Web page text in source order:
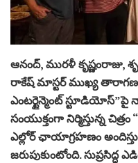
ఆనంద్, మురళీ
రాకేష్ మాస్టర్ ముఖ్య
ఎంటర్టైన్మెంట్ స్టూడియోస్”పై
సంయుక్తంగా నిర్మిస్తున్న
ఎల్లోర్ ఛాయాగ్రహణం
జరుపుకుంటోంది. సుప్రసిద్ధ